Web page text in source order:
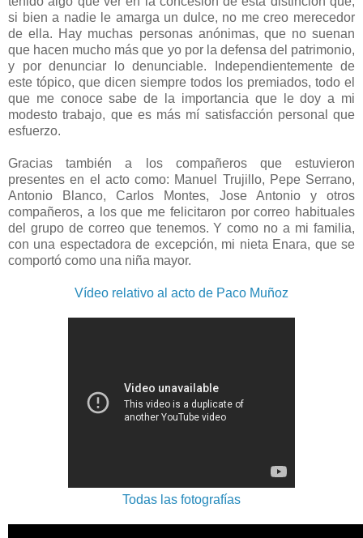
si bien a nadie le amarga un dulce, no me creo merecedor
de ella. Hay muchas personas anónimas, que no suenan
que hacen mucho más que yo por la defensa del patrimonio,
y por denunciar lo denunciable. Independientemente de
este tópico, que dicen siempre todos los premiados, todo el
que me conoce sabe de la importancia que le doy a mi
modesto trabajo, que es más mí satisfacción personal que
esfuerzo.
Gracias también a los compañeros que estuvieron
presentes en el acto como: Manuel Trujillo, Pepe Serrano,
Antonio Blanco, Carlos Montes, Jose Antonio y otros
compañeros, a los que me felicitaron por correo habituales
del grupo de correo que tenemos. Y como no a mi familia,
con una espectadora de excepción, mi nieta Enara, que se
comportó como una niña mayor.
Vídeo relativo al acto de Paco Muñoz
Todas las fotografías